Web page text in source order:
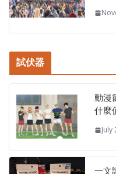
試伏器
動漫
什麼
July
一文